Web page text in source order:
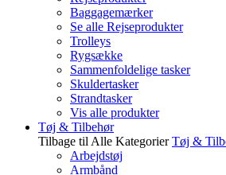
Baggagemærker
Se alle Rejseprodukter
Trolleys
Rygsække
Sammenfoldelige tasker
Skuldertasker
Strandtasker
Vis alle produkter
Tøj & Tilbehør
Tilbage til Alle Kategorier Tøj &
Arbejdstøj
Armbånd